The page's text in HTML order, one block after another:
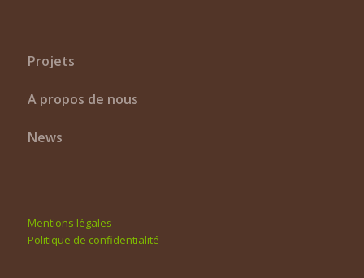
Projets
A propos de nous
News
Mentions légales
Politique de confidentialité